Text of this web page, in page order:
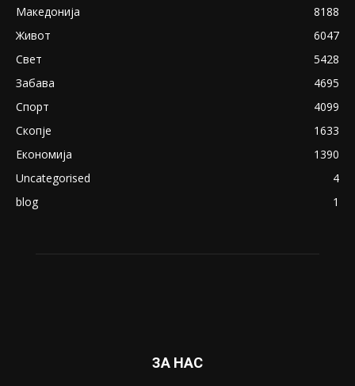
Македонија
8188
Живот
6047
Свет
5428
Забава
4695
Спорт
4099
Скопје
1633
Економија
1390
Uncategorised
4
blog
1
ЗА НАС